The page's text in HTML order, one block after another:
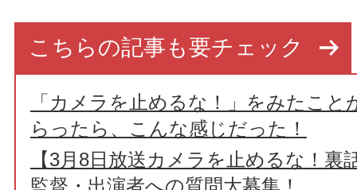
こちらの記事も要チェック
「カメラを止めるな！」をみたこ
らったら、こんな感じだった！
【3月8日放送カメラを止めるな！裏
監督・出演者への質問大募集！